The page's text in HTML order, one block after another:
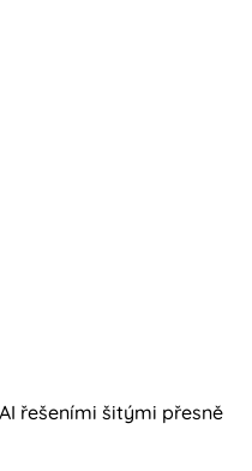
řešeními šitými přesně